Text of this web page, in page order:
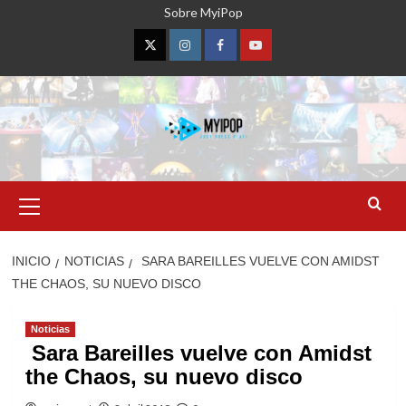
Sobre MyiPop
TwitterInstagramFacebookYouTube
primario
INICIO NOTICIAS
SARA BAREILLES VUELVE CON AMIDST
THE CHAOS, SU NUEVO DISCO
Noticias
Sara Bareilles vuelve con Amidst
the Chaos, su nuevo disco